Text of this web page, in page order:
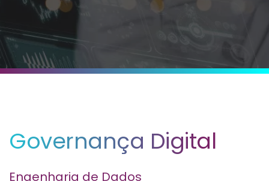
Governança Digital
Engenharia de Dados